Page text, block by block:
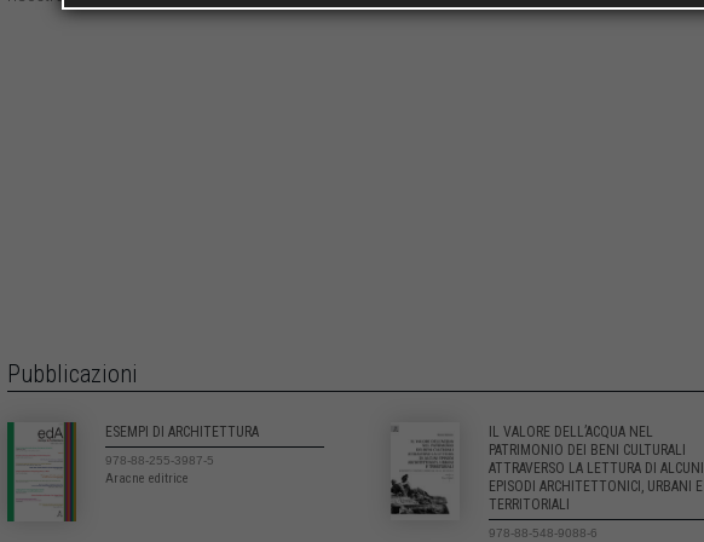
Pubblicazioni
ESEMPI DI ARCHITETTURA
978-88-255-3987-5
Aracne editrice
IL VALORE DELL’ACQUA NEL
PATRIMONIO DEI BENI CULTURALI
ATTRAVERSO LA LETTURA DI ALCUNI
EPISODI ARCHITETTONICI, URBANI E
TERRITORIALI
978-88-548-9088-6